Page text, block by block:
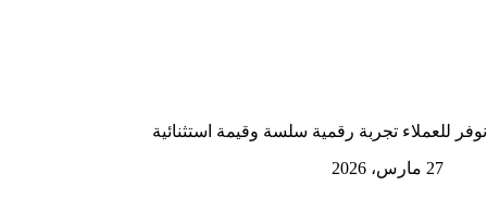
نوفر للعملاء تجربة رقمية سلسة وقيمة استثنائية
27 مارس، 2026